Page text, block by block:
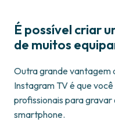
É possível criar
de muitos
Outra grande vantagem
Instagram TV é que
profissionais para
smartphone.